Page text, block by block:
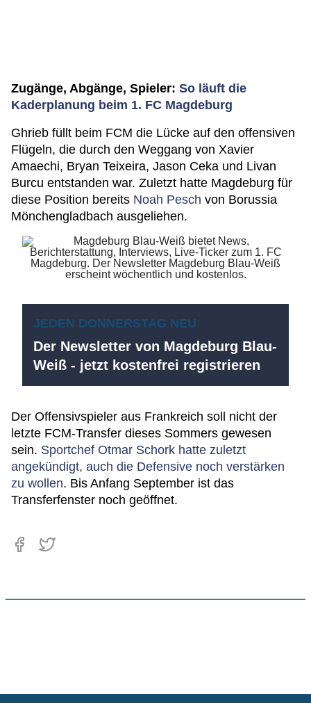
Zugänge, Abgänge, Spieler: So läuft die
Kaderplanung beim 1. FC Magdeburg
Ghrieb füllt beim FCM die Lücke auf den offensiven
Flügeln, die durch den Weggang von Xavier
Amaechi, Bryan Teixeira, Jason Ceka und Livan
Burcu entstanden war. Zuletzt hatte Magdeburg für
diese Position bereits Noah Pesch von Borussia
Mönchengladbach ausgeliehen.
JEDEN DONNERSTAG NEU
Der Newsletter von Magdeburg Blau-
Weiß - jetzt kostenfrei registrieren
Der Offensivspieler aus Frankreich soll nicht der
letzte FCM-Transfer dieses Sommers gewesen
sein. Sportchef Otmar Schork hatte zuletzt
angekündigt, auch die Defensive noch verstärken
zu wollen. Bis Anfang September ist das
Transferfenster noch geöffnet.